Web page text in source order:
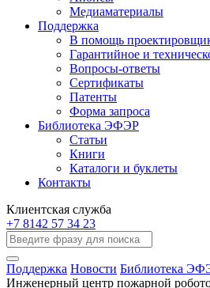
Медиаматериалы
Поддержка
В помощь
Гарантийное и
Вопросы-ответы
Сертификаты
Патенты
Форма запроса
Библиотека ЭФЭР
Статьи
Книги
Каталоги и буклеты
Контакты
Клиентская служба
+7 8142 57 34 23
Поддержка Новости Библиотека
Инженерный центр пожарной